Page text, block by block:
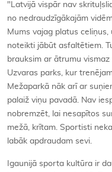
"Latvijā vispār nav
no nedraudzīgākajām
Mums vajag platus
noteikti jābūt asfaltētiem.
brauksim ar ātrumu
Uzvaras parks, kur
Mežaparkā nāk arī ar
palaiž viņu pavadā. Nav
nobremzēt, lai nesapītos
mežā, krītam. Sportisti
labāk apdraudam sevi.
Igaunijā sporta kultūra ir